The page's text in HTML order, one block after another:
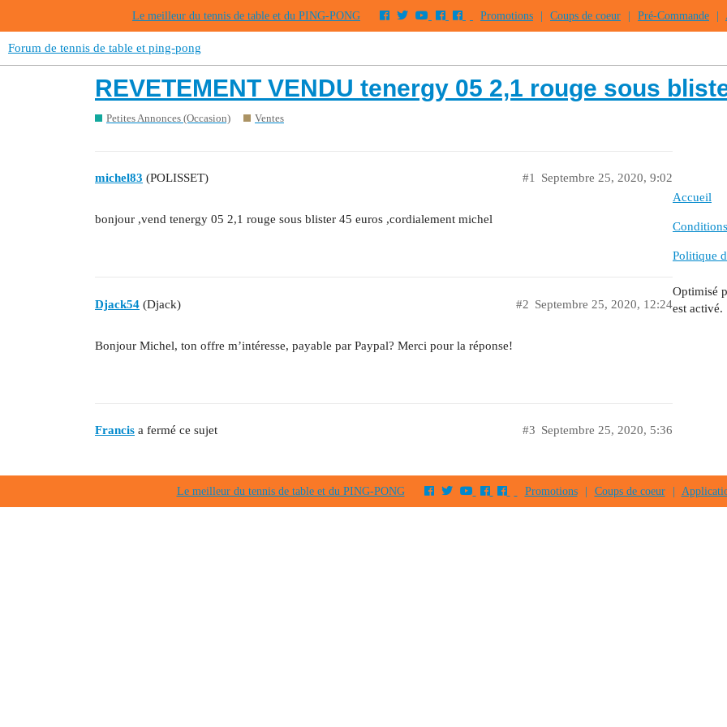
Le meilleur du tennis de table et du PING-PONG Promotions Coups de coeur Pré-Commande
Forum de tennis de table et ping-pong
REVETEMENT VENDU tenergy 05 2,1 rouge sous
Petites Annonces (Occasion) Ventes
michel83 (POLISSET) Septembre 25, 2020, 9:02
#1
bonjour ,vend tenergy 05 2,1 rouge sous blister 45 euros ,cordialement michel
Djack54 (Djack) Septembre 25, 2020, 12:24
#2
Bonjour Michel, ton offre m’intéresse, payable par Paypal? Merci pour la réponse!
Francis a fermé ce sujet Septembre 25, 2020, 5:36
#3
Accueil
Politique
Optimisé
est activé.
Le meilleur du tennis de table et du PING-PONG Promotions Coups de coeur